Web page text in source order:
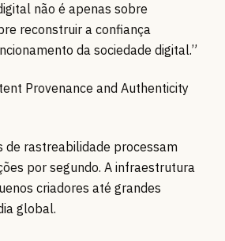
não é apenas sobre
reconstruir a confiança
da sociedade digital.”
Provenance and Authenticity
de rastreabilidade processam
por segundo. A infraestrutura
criadores até grandes
global.